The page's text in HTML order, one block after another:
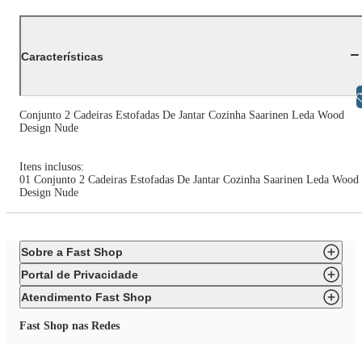
Características
Conjunto 2 Cadeiras Estofadas De Jantar Cozinha Saarinen Leda Wood
Design Nude
Itens inclusos:
01 Conjunto 2 Cadeiras Estofadas De Jantar Cozinha Saarinen Leda Wood
Design Nude
Sobre a Fast Shop
Portal de Privacidade
Atendimento Fast Shop
Fast Shop nas Redes
Libras